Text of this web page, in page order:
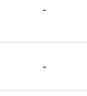
-
-